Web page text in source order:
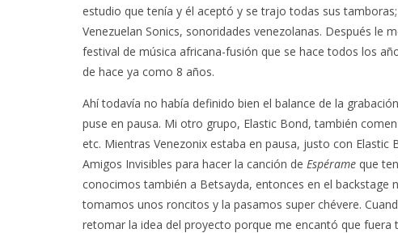
estudio que tenía y él aceptó y se trajo todas sus
Venezuelan Sonics, sonoridades venezolanas. Después le
festival de música africana-fusión que se hace todos los
de hace ya como 8 años.
Ahí todavía no había definido bien el balance de la
puse en pausa. Mi otro grupo, Elastic Bond, también
etc. Mientras Venezonix estaba en pausa, justo con
Amigos Invisibles para hacer la canción de Espérame que
conocimos también a Betsayda, entonces en el
tomamos unos roncitos y la pasamos super chévere.
retomar la idea del proyecto porque me encantó que